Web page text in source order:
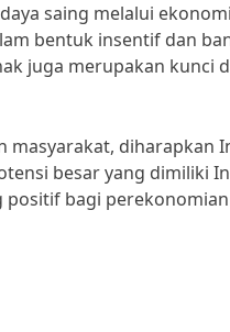
saing melalui
bentuk insentif dan
juga merupakan kunci
masyarakat, diharapkan
besar yang dimiliki
bagi